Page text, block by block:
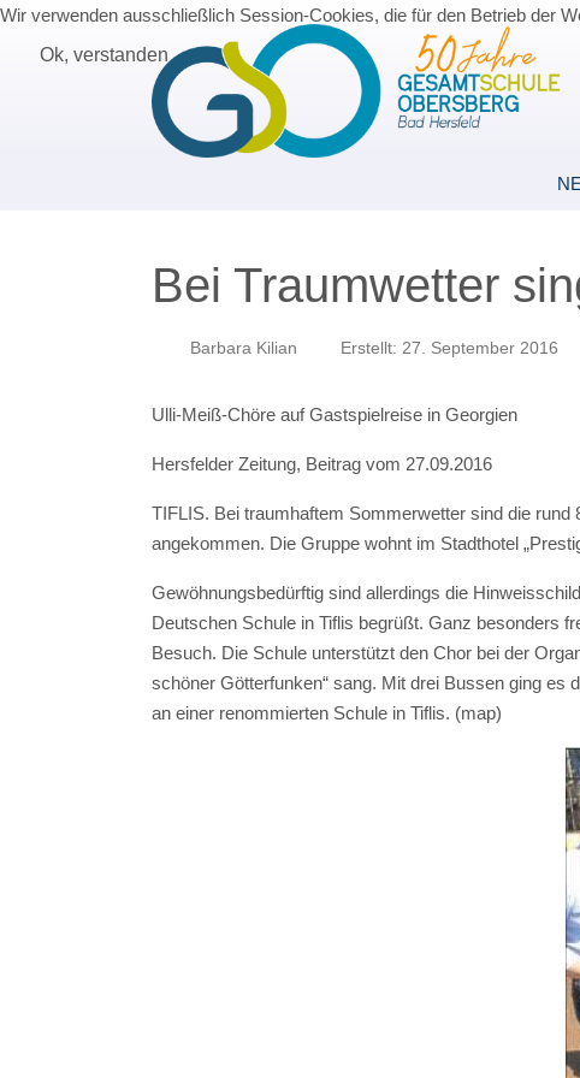
Bei Traumwetter
Barbara Kilian Erstellt: 27. September 2016
Ulli-Meiß-Chöre auf
Hersfelder Zeitung, Beitrag vom 27.09.2016
TIFLIS. Bei traumhaftem Sommerwetter sind die
angekommen. Die Gruppe wohnt im Stadthotel
Gewöhnungsbedürftig sind allerdings die
Deutschen Schule in Tiflis begrüßt. Ganz besonders
Besuch. Die Schule unterstützt den Chor bei der
schöner Götterfunken“ sang. Mit drei Bussen ging
an einer renommierten Schule in Tiflis. (map)
Wir verwenden ausschließlich Session-Cookies, die für den Betrieb der
Ok, verstanden